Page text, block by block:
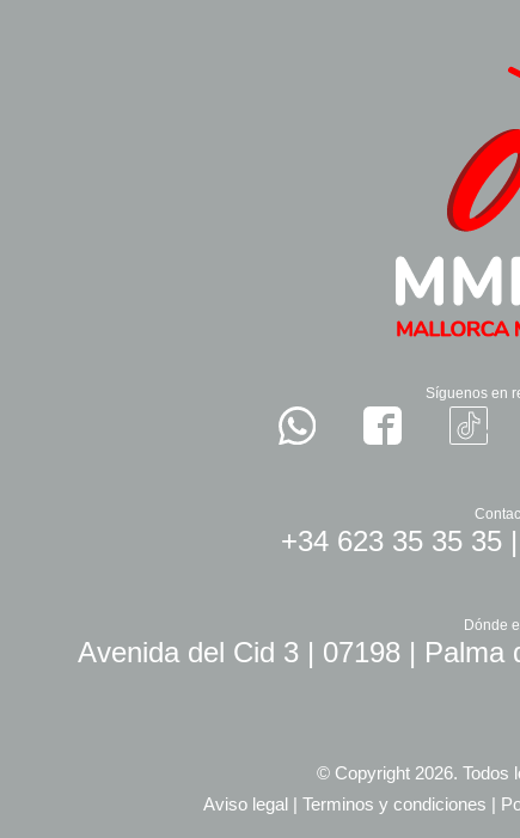
Síguenos en
+34 623 35 35 35|
Dónde
Avenida del Cid 3 | 07198 |
© Copyright 2026. Todos
Aviso legal | Terminos y condiciones |